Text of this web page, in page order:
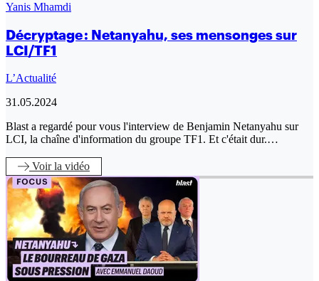
Yanis Mhamdi
Décryptage : Netanyahu, ses mensonges sur
LCI/TF1
L’Actualité
31.05.2024
Blast a regardé pour vous l'interview de Benjamin Netanyahu sur
LCI, la chaîne d'information du groupe TF1. Et c'était dur.…
Voirla vidéo